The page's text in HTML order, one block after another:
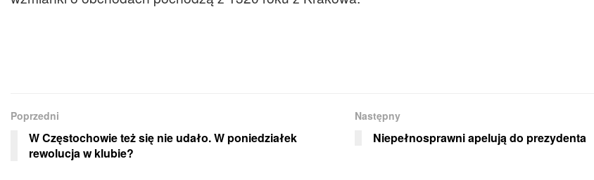
Poprzedni
W Częstochowie też się nie udało. W poniedziałek
rewolucja w klubie?
Następny
Niepełnosprawni apelują do prezydenta